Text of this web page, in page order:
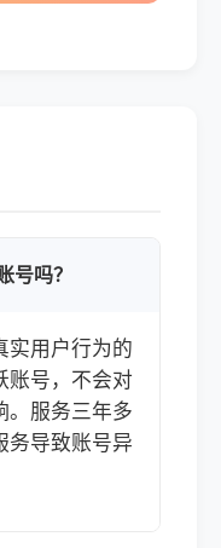
号吗？
实用户行为的
账号，不会对
。服务三年多
务导致账号异